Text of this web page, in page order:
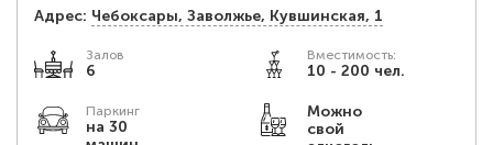
Адрес: Чебоксары, Заволжье, Кувшинская, 1
Залов
6
Вместимость:
10 - 200 чел.
Паркинг
на 30
Можно
свой